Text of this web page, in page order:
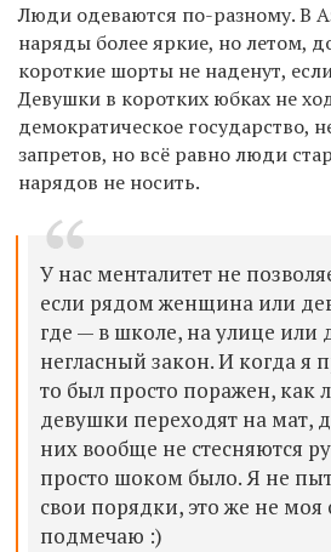
Люди одеваются по-разному. В
наряды более яркие, но летом,
короткие шорты не наденут,
Девушки в коротких юбках не
демократическое государство,
запретов, но всё равно люди
нарядов не носить.
У нас менталитет не
если рядом женщина или
где — в школе, на улице или
негласный закон. И когда я
то был просто поражен, как
девушки переходят на мат,
них вообще не стесняются
просто шоком было. Я не
свои порядки, это же не моя
подмечаю :)